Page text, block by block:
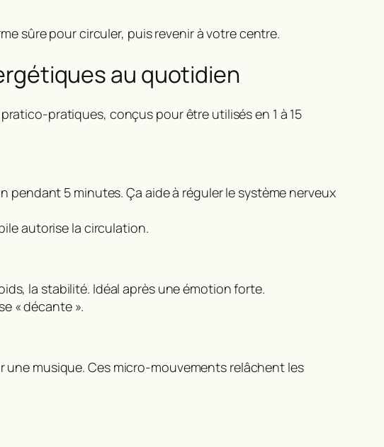
sûre pour circuler, puis revenir à votre centre.
au quotidien
pratiques, conçus pour être utilisés en 1 à 15
5 minutes. Ça aide à réguler le système nerveux
autorise la circulation.
la stabilité. Idéal après une émotion forte.
« décante ».
musique. Ces micro-mouvements relâchent les